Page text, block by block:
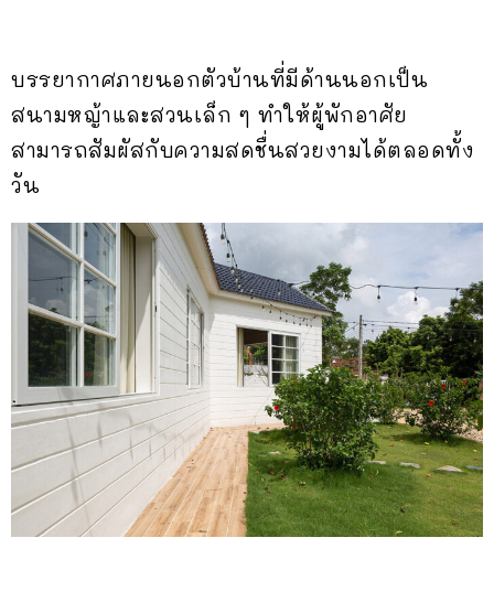
บรรยากาศภายนอกตัวบ้านที่มีด้านนอกเป็น
สนามหญ้าและสวนเล็ก ๆ ทำให้ผู้พักอาศัย
สามารถสัมผัสกับความสดชื่นสวยงามได้ตลอดทั้ง
วัน